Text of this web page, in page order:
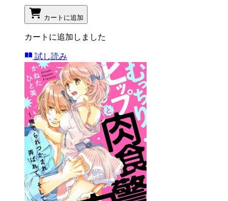
カートに追加
カートに追加しました
試し読み